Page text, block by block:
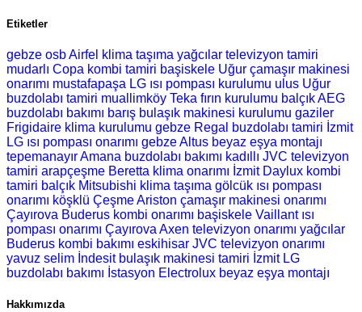
Etiketler
gebze osb Airfel klima taşıma yağcılar televizyon tamiri
mudarlı Copa kombi tamiri başiskele Uğur çamaşır makinesi
onarımı mustafapaşa LG ısı pompası kurulumu ulus Uğur
buzdolabı tamiri muallimköy Teka fırın kurulumu balçık AEG
buzdolabı bakımı barış bulaşık makinesi kurulumu gaziler
Frigidaire klima kurulumu gebze Regal buzdolabı tamiri İzmit
LG ısı pompası onarımı gebze Altus beyaz eşya montajı
tepemanayır Amana buzdolabı bakımı kadıllı JVC televizyon
tamiri arapçeşme Beretta klima onarımı İzmit Daylux kombi
tamiri balçık Mitsubishi klima taşıma gölcük ısı pompası
onarımı köşklü Çeşme Ariston çamaşır makinesi onarımı
Çayırova Buderus kombi onarımı başiskele Vaillant ısı
pompası onarımı Çayırova Axen televizyon onarımı yağcılar
Buderus kombi bakımı eskihisar JVC televizyon onarımı
yavuz selim İndesit bulaşık makinesi tamiri İzmit LG
buzdolabı bakımı İstasyon Electrolux beyaz eşya montajı
Hakkımızda